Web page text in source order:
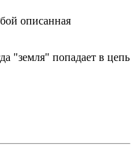
описанная
"земля" попадает в цепь